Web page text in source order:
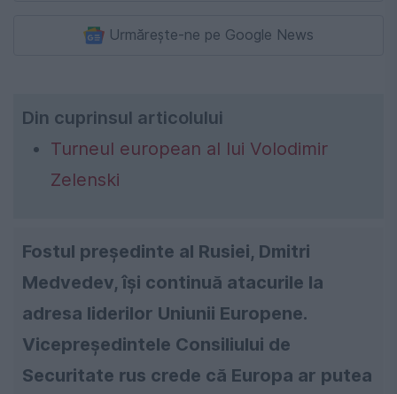
Urmărește-ne pe Google News
Din cuprinsul articolului
Turneul european al lui Volodimir
Zelenski
Fostul președinte al Rusiei, Dmitri
Medvedev, își continuă atacurile la
adresa liderilor Uniunii Europene.
Vicepreședintele Consiliului de
Securitate rus crede că Europa ar putea